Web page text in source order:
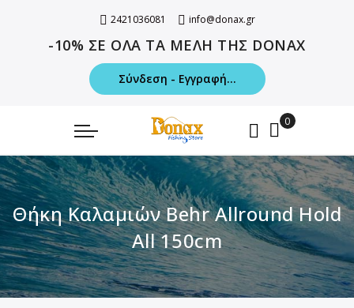
2421036081 info@donax.gr
-10% ΣΕ ΟΛΑ ΤΑ ΜΕΛΗ ΤΗΣ DONAX
Σύνδεση - Εγγραφή...
Θήκη Καλαμιών Behr Allround Hold
All 150cm